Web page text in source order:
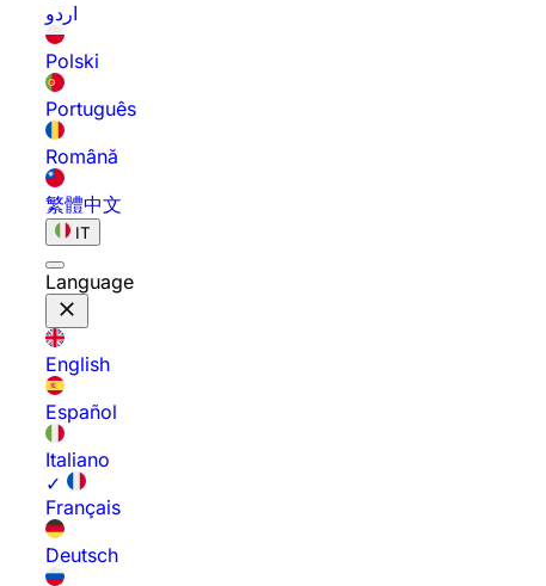
اردو
Polski
Português
Română
繁體中文
IT
Language
English
Español
Italiano
✓
Français
Deutsch